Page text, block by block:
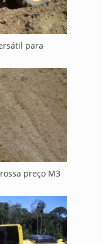
para
preço M3